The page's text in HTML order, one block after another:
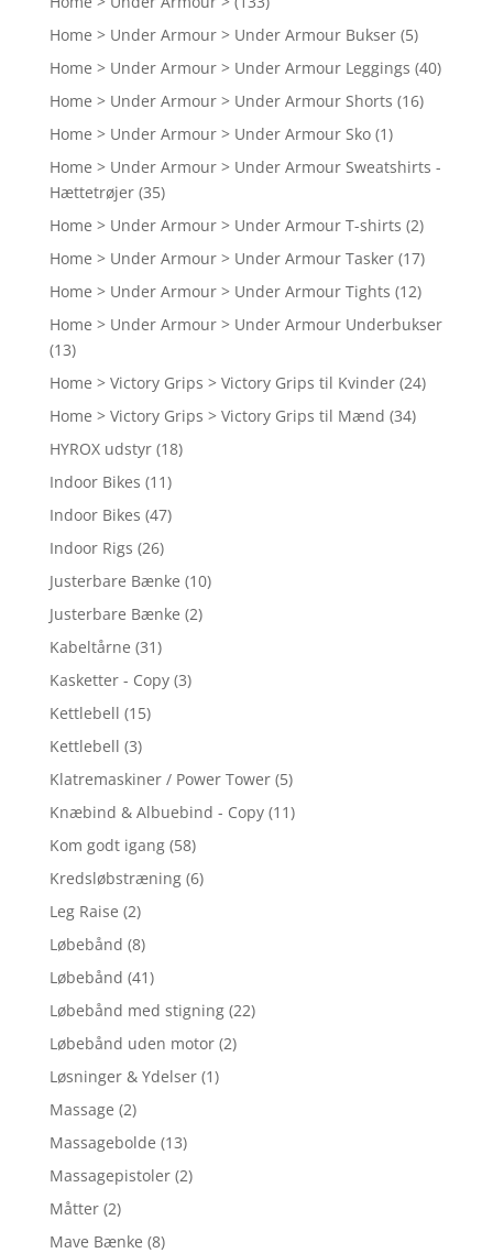
Home > Under Armour > Under Armour Bukser (5)
Home > Under Armour > Under Armour Leggings (40)
Home > Under Armour > Under Armour Shorts (16)
Home > Under Armour > Under Armour Sko (1)
Home > Under Armour > Under Armour Sweatshirts -
Hættetrøjer (35)
Home > Under Armour > Under Armour T-shirts (2)
Home > Under Armour > Under Armour Tasker (17)
Home > Under Armour > Under Armour Tights (12)
Home > Under Armour > Under Armour Underbukser
(13)
Home > Victory Grips > Victory Grips til Kvinder (24)
Home > Victory Grips > Victory Grips til Mænd (34)
HYROX udstyr (18)
Indoor Bikes (11)
Indoor Bikes (47)
Indoor Rigs (26)
Justerbare Bænke (10)
Justerbare Bænke (2)
Kabeltårne (31)
Kasketter - Copy (3)
Kettlebell (15)
Kettlebell (3)
Klatremaskiner / Power Tower (5)
Knæbind & Albuebind - Copy (11)
Kom godt igang (58)
Kredsløbstræning (6)
Leg Raise (2)
Løbebånd (8)
Løbebånd (41)
Løbebånd med stigning (22)
Løbebånd uden motor (2)
Løsninger & Ydelser (1)
Massage (2)
Massagebolde (13)
Massagepistoler (2)
Måtter (2)
Mave Bænke (8)